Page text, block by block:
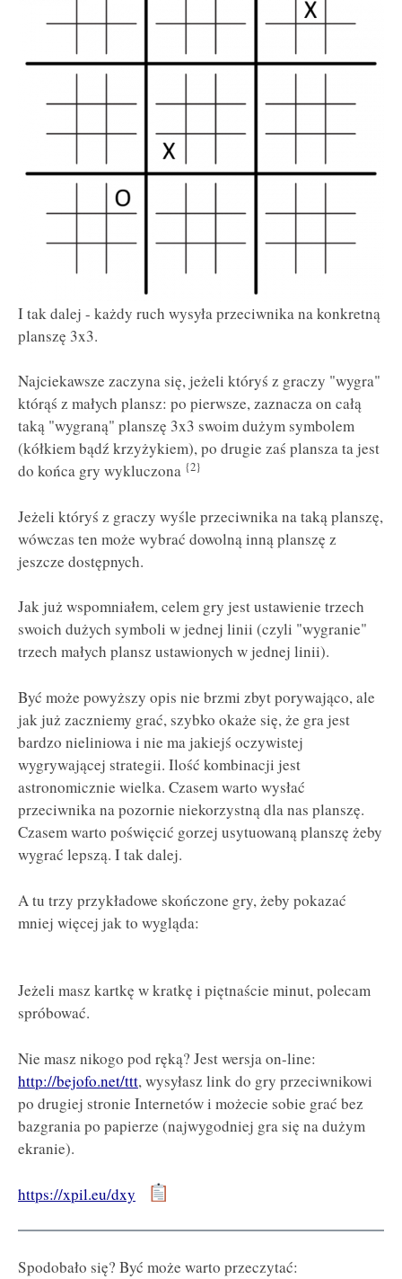
I tak dalej - każdy ruch wysyła przeciwnika na konkretną
planszę 3x3.
Najciekawsze zaczyna się, jeżeli któryś z graczy "wygra"
którąś z małych plansz: po pierwsze, zaznacza on całą
taką "wygraną" planszę 3x3 swoim dużym symbolem
(kółkiem bądź krzyżykiem), po drugie zaś plansza ta jest
do końca gry wykluczona {2}
Jeżeli któryś z graczy wyśle przeciwnika na taką planszę,
wówczas ten może wybrać dowolną inną planszę z
jeszcze dostępnych.
Jak już wspomniałem, celem gry jest ustawienie trzech
swoich dużych symboli w jednej linii (czyli "wygranie"
trzech małych plansz ustawionych w jednej linii).
Być może powyższy opis nie brzmi zbyt porywająco, ale
jak już zaczniemy grać, szybko okaże się, że gra jest
bardzo nieliniowa i nie ma jakiejś oczywistej
wygrywającej strategii. Ilość kombinacji jest
astronomicznie wielka. Czasem warto wysłać
przeciwnika na pozornie niekorzystną dla nas planszę.
Czasem warto poświęcić gorzej usytuowaną planszę żeby
wygrać lepszą. I tak dalej.
A tu trzy przykładowe skończone gry, żeby pokazać
mniej więcej jak to wygląda:
Jeżeli masz kartkę w kratkę i piętnaście minut, polecam
spróbować.
Nie masz nikogo pod ręką? Jest wersja on-line:
http://bejofo.net/ttt, wysyłasz link do gry przeciwnikowi
po drugiej stronie Internetów i możecie sobie grać bez
bazgrania po papierze (najwygodniej gra się na dużym
ekranie).
https://xpil.eu/dxy
Spodobało się? Być może warto przeczytać: